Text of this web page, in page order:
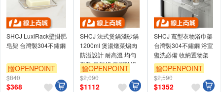
SHCJ LuxiRack壁掛肥
皂架 台灣製304不鏽鋼
贈OPENPOINT
訂單滿999享9折
$840
$368
SHCJ 法式煲鍋淺砂鍋
1200ml 煲湯燉菜煸肉
防溢設計 耐高溫 均勻
受熱 煲湯鍋 煲粥砂鍋
砂鍋燉補 耐熱鍋
贈OPENPOINT
訂單滿999享9折
$2,090
$1112
SHCJ 寬型衣物浴巾架
台灣製304不鏽鋼 浴室
盥洗必備 收納置物架
贈OPENPOINT
訂單滿999享9折
$2,590
$1352